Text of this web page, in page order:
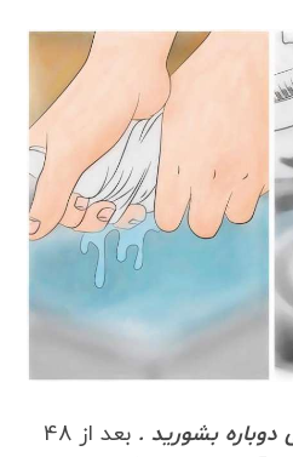
بشورید .
بعد از 48